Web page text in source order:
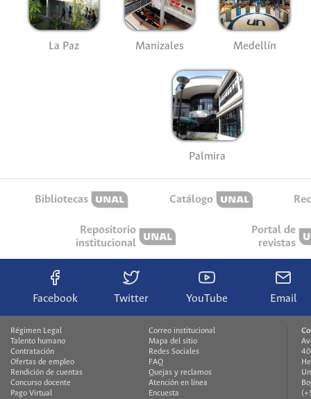
La Paz Manizales Medellín
Palmira
Bibliotecas Catálogo
Repositorio
institucional
Portal de
revistas
Facebook Twitter YouTube Email
Régimen Legal
Talento humano
Contratación
Ofertas de empleo
Rendición de cuentas
Concurso docente
Pago Virtual
Correo institucional
Mapa del sitio
Redes Sociales
FAQ
Quejas y reclamos
Atención en línea
Encuesta